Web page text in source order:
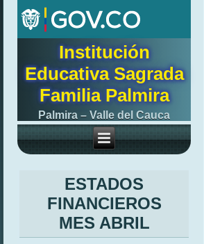
Institución
Educativa Sagrada
Familia Palmira
Palmira – Valle del Cauca
ESTADOS
FINANCIEROS
MES ABRIL